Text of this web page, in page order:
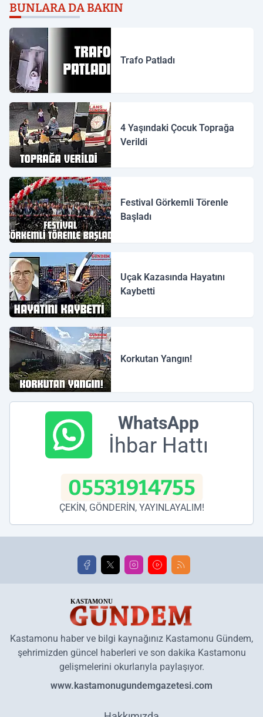
BUNLARA DA BAKIN
Trafo Patladı
4 Yaşındaki Çocuk Toprağa
Verildi
Festival Görkemli Törenle
Başladı
Uçak Kazasında Hayatını
Kaybetti
Korkutan Yangın!
WhatsApp
İhbar Hattı
05531914755
ÇEKİN, GÖNDERİN, YAYINLAYALIM!
Kastamonu haber ve bilgi kaynağınız Kastamonu Gündem,
şehrimizden güncel haberleri ve son dakika Kastamonu
gelişmelerini okurlarıyla paylaşıyor.
www.kastamonugundemgazetesi.com